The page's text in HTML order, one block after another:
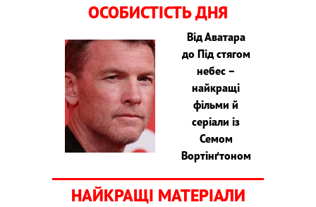
ОСОБИСТІСТЬ ДНЯ
Від Аватара
до Під стягом
небес –
найкращі
фільми й
серіали із
Семом
Вортінґтоном
НАЙКРАЩІ МАТЕРІАЛИ